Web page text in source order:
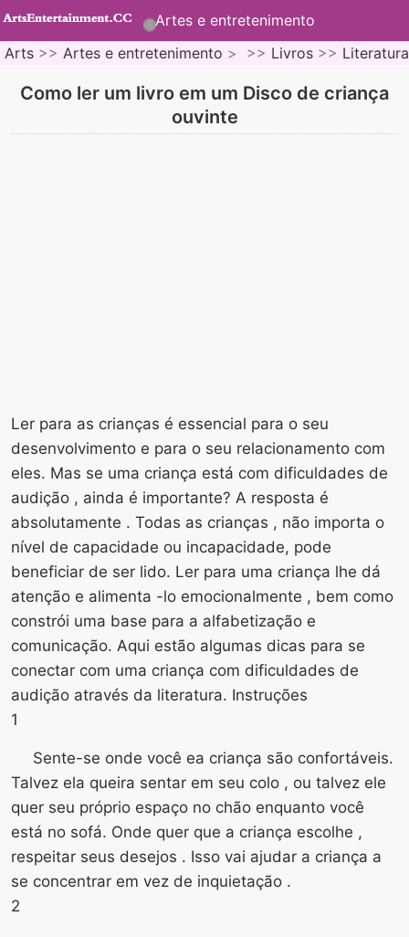
Artes e entretenimento
Arts >> Artes e entretenimento > >> Livros >> Literatura
Como ler um livro em um Disco de criança
ouvinte
Ler para as crianças é essencial para o seu
desenvolvimento e para o seu relacionamento com
eles. Mas se uma criança está com dificuldades de
audição , ainda é importante? A resposta é
absolutamente . Todas as crianças , não importa o
nível de capacidade ou incapacidade, pode
beneficiar de ser lido. Ler para uma criança lhe dá
atenção e alimenta -lo emocionalmente , bem como
constrói uma base para a alfabetização e
comunicação. Aqui estão algumas dicas para se
conectar com uma criança com dificuldades de
audição através da literatura. Instruções
1
Sente-se onde você ea criança são confortáveis.
Talvez ela queira sentar em seu colo , ou talvez ele
quer seu próprio espaço no chão enquanto você
está no sofá. Onde quer que a criança escolhe ,
respeitar seus desejos . Isso vai ajudar a criança a
se concentrar em vez de inquietação .
2